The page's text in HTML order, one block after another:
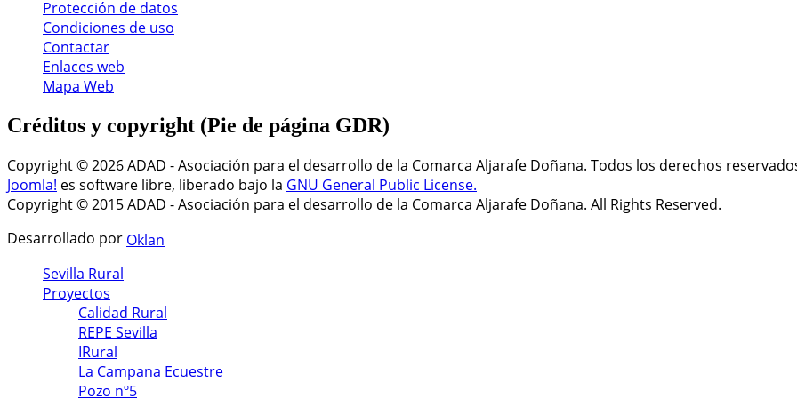
Protección de datos
Condiciones de uso
Contactar
Enlaces web
Mapa Web
Créditos y copyright (Pie de página GDR)
Copyright © 2026 ADAD - Asociación para el desarrollo de la Comarca Aljarafe Doñana. Todos los derechos
Joomla! es software libre, liberado bajo la GNU General Public License.
Copyright © 2015 ADAD - Asociación para el desarrollo de la Comarca Aljarafe Doñana. All Rights Reserved.
Desarrollado por Oklan
Sevilla Rural
Proyectos
Calidad Rural
REPE Sevilla
IRural
La Campana Ecuestre
Pozo nº5